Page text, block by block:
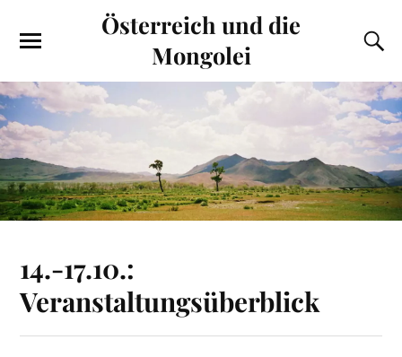
Österreich und die
Mongolei
14.-17.10.:
Veranstaltungsüberblick